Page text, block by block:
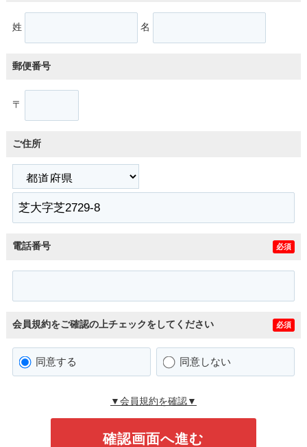
姓 名
郵便番号
〒
ご住所
電話番号 必須
会員規約をご確認の上チェックをしてください 必須
同意する 同意しない
▼会員規約を確認▼